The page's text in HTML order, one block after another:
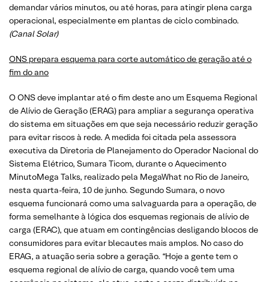
demandar vários minutos, ou até horas, para atingir plena carga
operacional, especialmente em plantas de ciclo combinado.
(Canal Solar)
ONS prepara esquema para corte automático de geração até o
fim do ano
O ONS deve implantar até o fim deste ano um Esquema Regional
de Alívio de Geração (ERAG) para ampliar a segurança operativa
do sistema em situações em que seja necessário reduzir geração
para evitar riscos à rede. A medida foi citada pela assessora
executiva da Diretoria de Planejamento do Operador Nacional do
Sistema Elétrico, Sumara Ticom, durante o Aquecimento
MinutoMega Talks, realizado pela MegaWhat no Rio de Janeiro,
nesta quarta-feira, 10 de junho. Segundo Sumara, o novo
esquema funcionará como uma salvaguarda para a operação, de
forma semelhante à lógica dos esquemas regionais de alívio de
carga (ERAC), que atuam em contingências desligando blocos de
consumidores para evitar blecautes mais amplos. No caso do
ERAG, a atuação seria sobre a geração. “Hoje a gente tem o
esquema regional de alívio de carga, quando você tem uma